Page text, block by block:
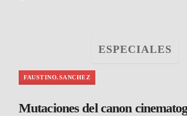
ESPECIALES
FAUSTINO.SANCHEZ
Mutaciones del canon